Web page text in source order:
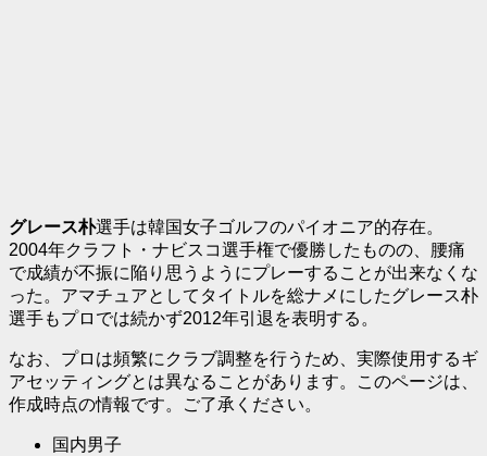
グレース朴選手は韓国女子ゴルフのパイオニア的存在。
2004年クラフト・ナビスコ選手権で優勝したものの、腰痛
で成績が不振に陥り思うようにプレーすることが出来なくな
った。アマチュアとしてタイトルを総ナメにしたグレース朴
選手もプロでは続かず2012年引退を表明する。
なお、プロは頻繁にクラブ調整を行うため、実際使用するギ
アセッティングとは異なることがあります。このページは、
作成時点の情報です。ご了承ください。
国内男子